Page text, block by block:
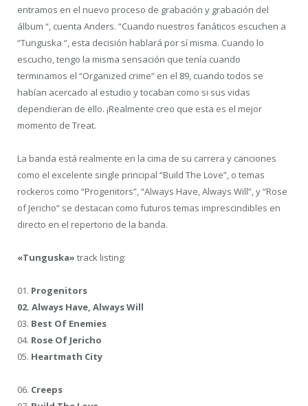
entramos en el nuevo proceso de grabación y grabación del
álbum “, cuenta Anders. “Cuando nuestros fanáticos escuchen a
“Tunguska “, esta decisión hablará por sí misma. Cuando lo
escucho, tengo la misma sensación que tenía cuando
terminamos el “Organized crime” en el 89, cuando todos se
habían acercado al estudio y tocaban como si sus vidas
dependieran de ello. ¡Realmente creo que esta es el mejor
momento de Treat.
La banda está realmente en la cima de su carrera y canciones
como el excelente single principal “Build The Love”, o temas
rockeros como “Progenitors”, “Always Have, Always Will”, y “Rose
of Jericho” se destacan como futuros temas imprescindibles en
directo en el repertorio de la banda.
«Tunguska» track listing:
01. Progenitors
02. Always Have, Always Will
03. Best Of Enemies
04. Rose Of Jericho
05. Heartmath City
06. Creeps